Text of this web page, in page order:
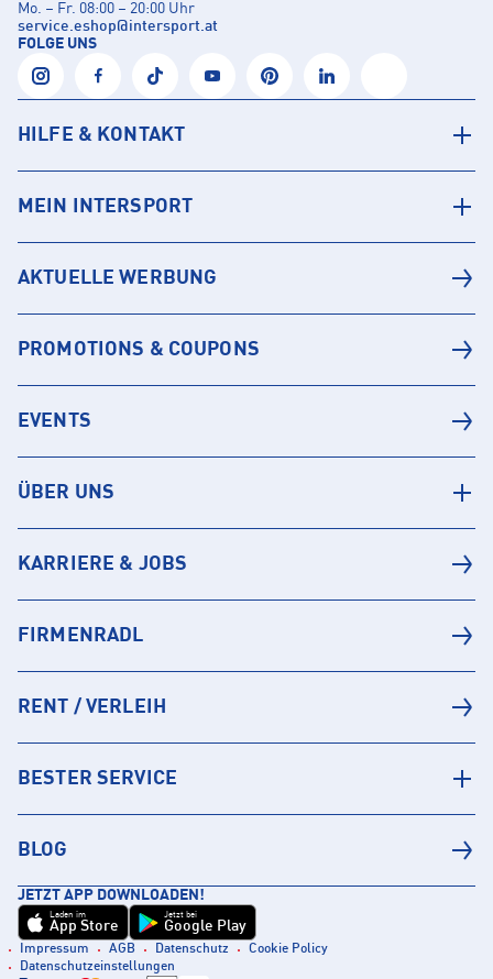
Mo. – Fr. 08:00 – 20:00 Uhr
service.eshop@intersport.at
FOLGE UNS
HILFE & KONTAKT
MEIN INTERSPORT
AKTUELLE WERBUNG
PROMOTIONS & COUPONS
EVENTS
ÜBER UNS
KARRIERE & JOBS
FIRMENRADL
RENT / VERLEIH
BESTER SERVICE
BLOG
JETZT APP DOWNLOADEN!
Laden im
App Store
Jetzt bei
Google Play
Impressum AGB Datenschutz
Cookie Policy
Datenschutzeinstellungen